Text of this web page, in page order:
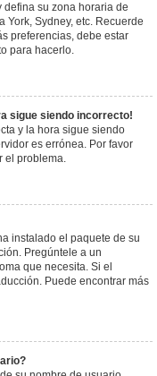
su zona horaria de
York, Sydney, etc. Recuerde
preferencias, debe estar
para hacerlo.
sigue siendo incorrecto!
y la hora sigue siendo
es errónea. Por favor
el problema.
instalado el paquete de su
Pregúntele a un
que necesita. Si el
Puede encontrar más